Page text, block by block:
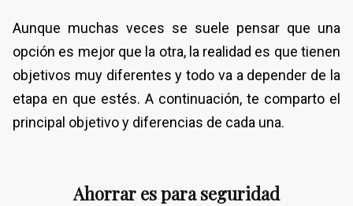
Aunque muchas veces se suele pensar que una
opción es mejor que la otra, la realidad es que tienen
objetivos muy diferentes y todo va a depender de la
etapa en que estés. A continuación, te comparto el
principal objetivo y diferencias de cada una.
Ahorrar es para seguridad